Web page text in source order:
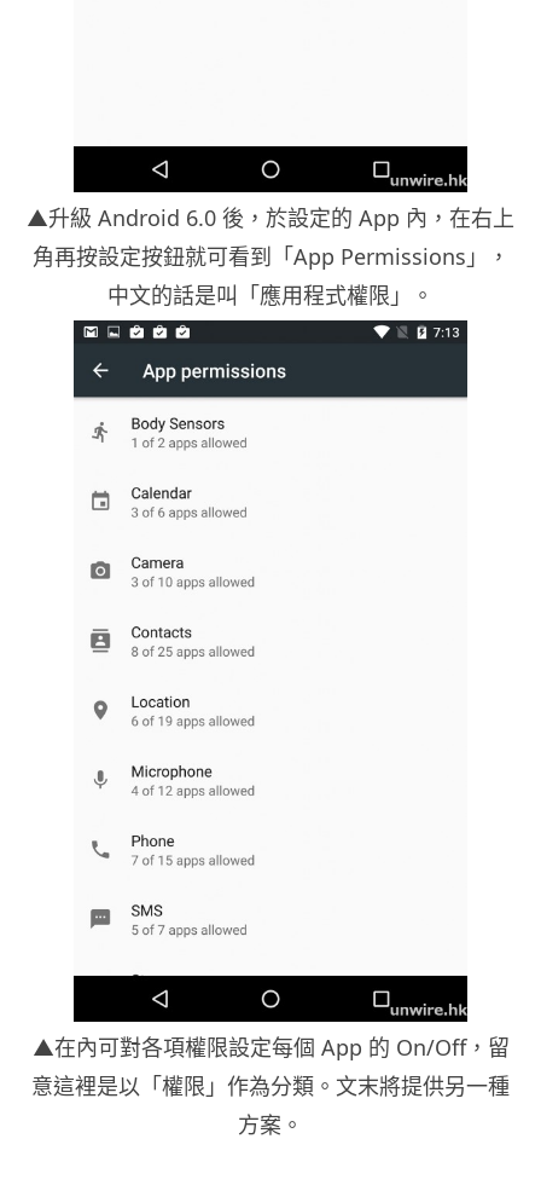
▲升級 Android 6.0 後，於設定的 App 內，在右上
角再按設定按鈕就可看到「App Permissions」，
中文的話是叫「應用程式權限」。
▲在內可對各項權限設定每個 App 的 On/Off，留
意這裡是以「權限」作為分類。文末將提供另一種
方案。